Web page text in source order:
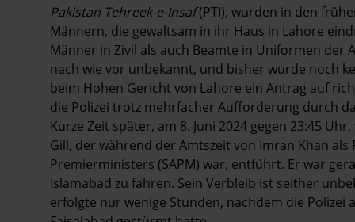
Pakistan Tehreek-e-Insaf(PTI), wurden in den
Männern, die gewaltsam in ihr Haus in Lahore
Männer in Zivil als auch Beamte in Uniformen
nach wie vor unbekannt, und bisher wurde noch
beim Hohen Gericht von Lahore ein Antrag auf
die Polizei trotz mehrfacher Aufforderung durch
Kurze Zeit später, am 8. Juni 2024 gegen 23:45
Gill, der während der Amtszeit von Imran Khan
Premierministers (SAPM) war, entführt. Er war
Islamabad zu fahren. Sein Verbleib ist seither
erfolgte nur wenige Stunden, nachdem die Polizei